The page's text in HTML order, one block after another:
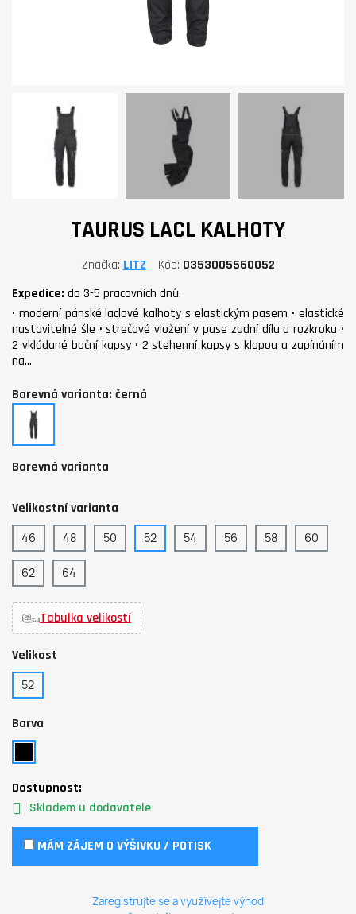
TAURUS LACL KALHOTY
Značka LITZ Kód 0353005560052
Expedice: do 3-5 pracovních dnů.
• moderní pánské laclové kalhoty s elastickým pasem • elastické
nastavitelné šle • strečové vložení v pase zadní dílu a rozkroku •
2 vkládané boční kapsy • 2 stehenní kapsy s klopou a zapínáním
na…
Barevná varianta: černá
černá
Barevná varianta
Velikostní varianta
46 48 50 52 54 56 58 60
62 64
Tabulka velikostí
Velikost
52
Barva
Dostupnost:
Skladem u dodavatele
MÁM ZÁJEM O VÝŠIVKU / POTISK
Zaregistrujte se a využívejte výhod